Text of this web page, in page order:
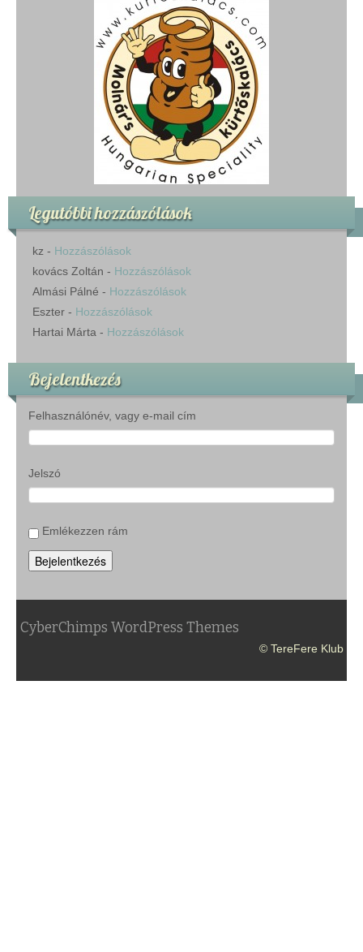
Legutóbbi hozzászólások
kz - Hozzászólások
kovács Zoltán - Hozzászólások
Almási Pálné - Hozzászólások
Eszter - Hozzászólások
Hartai Márta - Hozzászólások
Bejelentkezés
Felhasználónév, vagy e-mail cím
Jelszó
Emlékezzen rám
Bejelentkezés
CyberChimps WordPress Themes
© TereFere Klub